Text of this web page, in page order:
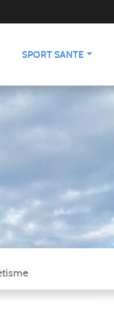
SPORT SANTE